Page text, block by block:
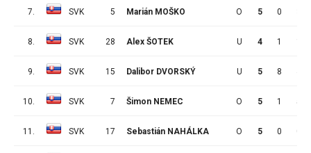
7. SVK 5 Marián MOŠKO O 5 0
8. SVK 28 Alex ŠOTEK U 4 1
9. SVK 15 Dalibor DVORSKÝ U 5 8
10. SVK 7 Šimon NEMEC O 5 1 5
11. SVK 17 Sebastián NAHÁLKA O 5 0 0